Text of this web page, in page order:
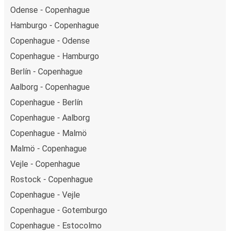
Odense - Copenhague
Hamburgo - Copenhague
Copenhague - Odense
Copenhague - Hamburgo
Berlín - Copenhague
Aalborg - Copenhague
Copenhague - Berlín
Copenhague - Aalborg
Copenhague - Malmö
Malmö - Copenhague
Vejle - Copenhague
Rostock - Copenhague
Copenhague - Vejle
Copenhague - Gotemburgo
Copenhague - Estocolmo